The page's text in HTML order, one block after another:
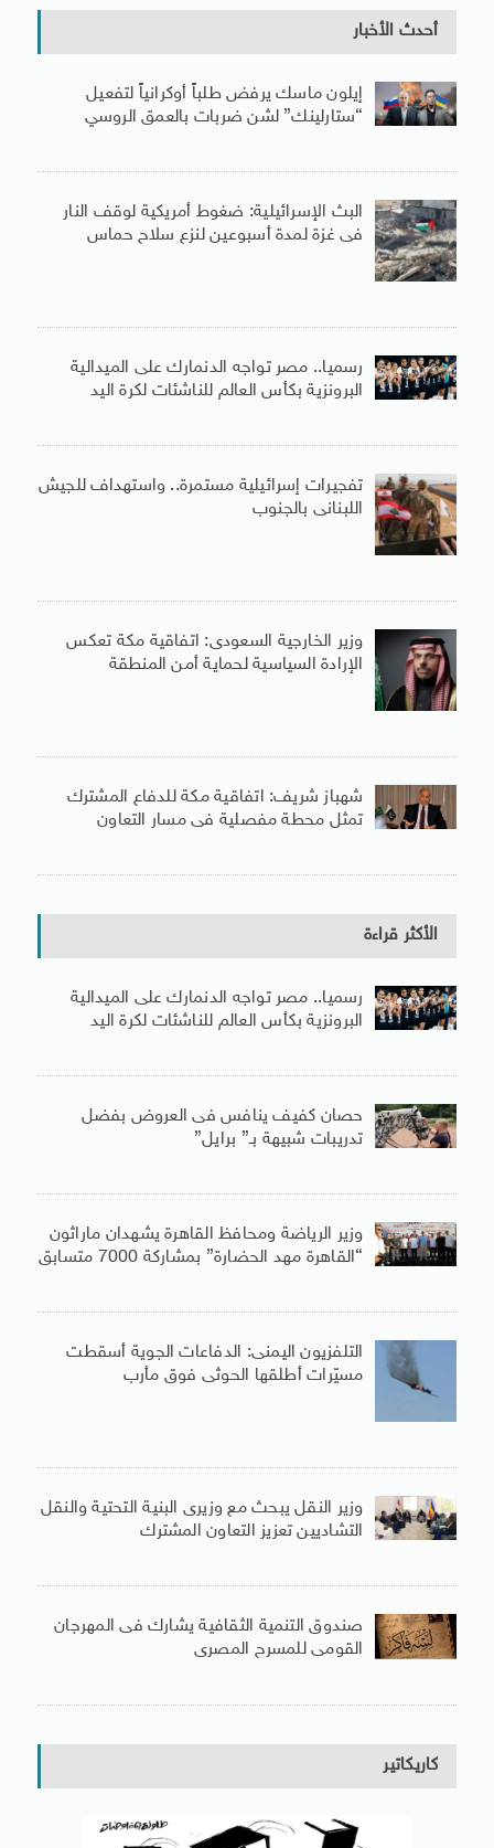
أحدث الأخبار
إيلون ماسك يرفض طلباً أوكرانياً لتفعيل
“ستارلينك” لشن ضربات بالعمق الروسي
البث الإسرائيلية: ضغوط أمريكية لوقف النار
فى غزة لمدة أسبوعين لنزع سلاح حماس
رسميا.. مصر تواجه الدنمارك على الميدالية
البرونزية بكأس العالم للناشئات لكرة اليد
تفجيرات إسرائيلية مستمرة.. واستهداف للجيش
اللبنانى بالجنوب
وزير الخارجية السعودى: اتفاقية مكة تعكس
الإرادة السياسية لحماية أمن المنطقة
شهباز شريف: اتفاقية مكة للدفاع المشترك
تمثل محطة مفصلية فى مسار التعاون
الأكثر قراءة
رسميا.. مصر تواجه الدنمارك على الميدالية
البرونزية بكأس العالم للناشئات لكرة اليد
حصان كفيف ينافس فى العروض بفضل
تدريبات شبيهة بـ” برايل”
وزير الرياضة ومحافظ القاهرة يشهدان ماراثون
“القاهرة مهد الحضارة” بمشاركة 7000 متسابق
التلفزيون اليمنى: الدفاعات الجوية أسقطت
مسيّرات أطلقها الحوثى فوق مأرب
وزير النقل يبحث مع وزيرى البنية التحتية والنقل
التشاديين تعزيز التعاون المشترك
صندوق التنمية الثقافية يشارك فى المهرجان
القومى للمسرح المصرى
كاريكاتير